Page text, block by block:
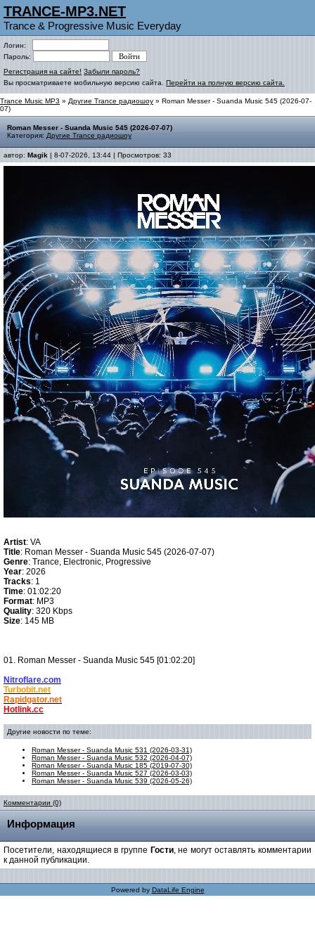
TRANCE-MP3.NET
Trance & Progressive Music Everyday
Логин:
Пароль:
Регистрация на сайте! Забыли пароль?
Вы просматриваете мобильную версию сайта. Перейти на полную версию сайта.
Trance Music MP3 » Другие Trance радиошоу » Roman Messer - Suanda Music 545 (2026-07-
07)
Roman Messer - Suanda Music 545 (2026-07-07)
Категория: Другие Trance радиошоу
автор: Magik | 8-07-2026, 13:44 | Просмотров: 33
Artist: VA
Title: Roman Messer - Suanda Music 545 (2026-07-07)
Genre: Trance, Electronic, Progressive
Year: 2026
Tracks: 1
Time: 01:02:20
Format: MP3
Quality: 320 Kbps
Size: 145 MB
01. Roman Messer - Suanda Music 545 [01:02:20]
Nitroflare.com
Turbobit.net
Rapidgator.net
Hotlink.cc
Другие новости по теме:
Roman Messer - Suanda Music 531 (2026-03-31)
Roman Messer - Suanda Music 532 (2026-04-07)
Roman Messer - Suanda Music 185 (2019-07-30)
Roman Messer - Suanda Music 527 (2026-03-03)
Roman Messer - Suanda Music 539 (2026-05-26)
Комментарии (0)
Информация
Посетители, находящиеся в группе Гости, не могут оставлять комментарии
к данной публикации.
Powered by DataLife Engine